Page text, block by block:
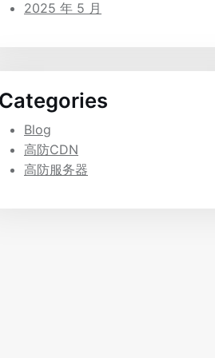
2025 年 5 月
Blog
高防CDN
高防服务器